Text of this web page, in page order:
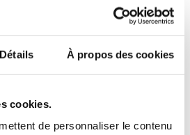
Détails À propos des cookies
cookies.
de personnaliser le contenu
à Wall Street